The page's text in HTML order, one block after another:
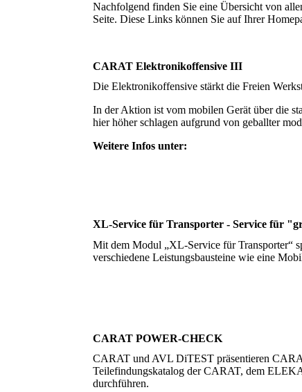
Nachfolgend finden Sie eine Übersicht von
Seite. Diese Links können Sie auf Ihrer
CARAT Elektronikoffensive III
Die Elektronikoffensive stärkt die Freien
In der Aktion ist vom mobilen Gerät über die
hier höher schlagen aufgrund von geballter
Weitere Infos unter:
XL-Service für Transporter - Service für
Mit dem Modul „XL-Service für Transporter“
verschiedene Leistungsbausteine wie eine
CARAT POWER-CHECK
CARAT und AVL DiTEST präsentieren
Teilefindungskatalog der CARAT, dem
durchführen.